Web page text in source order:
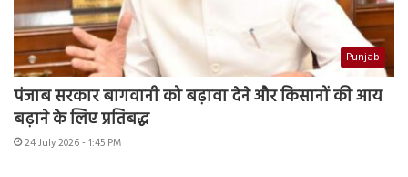
Punjab
पंजाब सरकार बागवानी को बढ़ावा देने और किसानों की आय
बढ़ाने के लिए प्रतिबद्ध
24 July 2026 - 1:45 PM